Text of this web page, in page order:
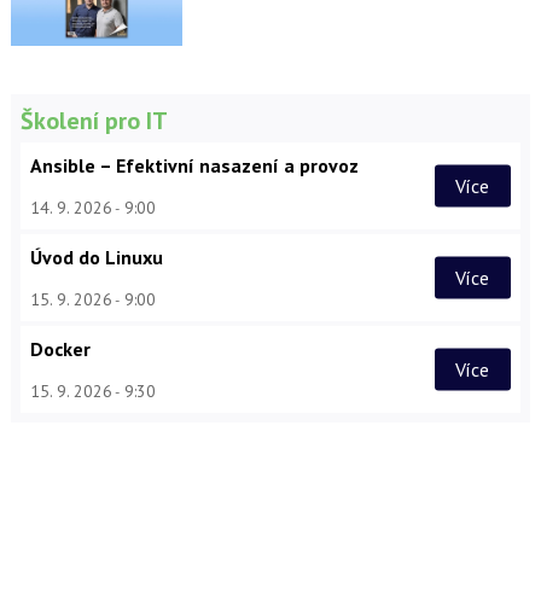
Školení pro IT
Ansible – Efektivní nasazení a provoz
14. 9. 2026 9:00
Více
Úvod do Linuxu
15. 9. 2026 9:00
Více
Docker
15. 9. 2026 9:30
Více